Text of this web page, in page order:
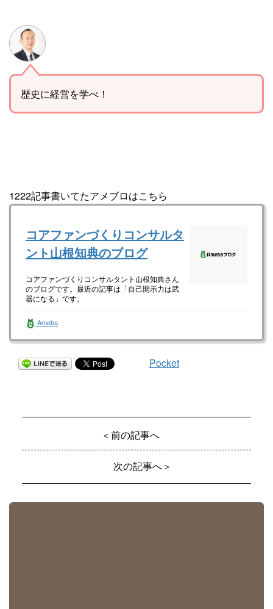
歴史に経営を学べ！
1222記事書いてたアメブロはこちら
コアファンづくりコンサルタ
ント山根知典のブログ
コアファンづくりコンサルタント山根知典さん
のブログです。最近の記事は「自己開示力は武
器になる」です。
Ameba
Pocket
＜前の記事へ
次の記事へ＞